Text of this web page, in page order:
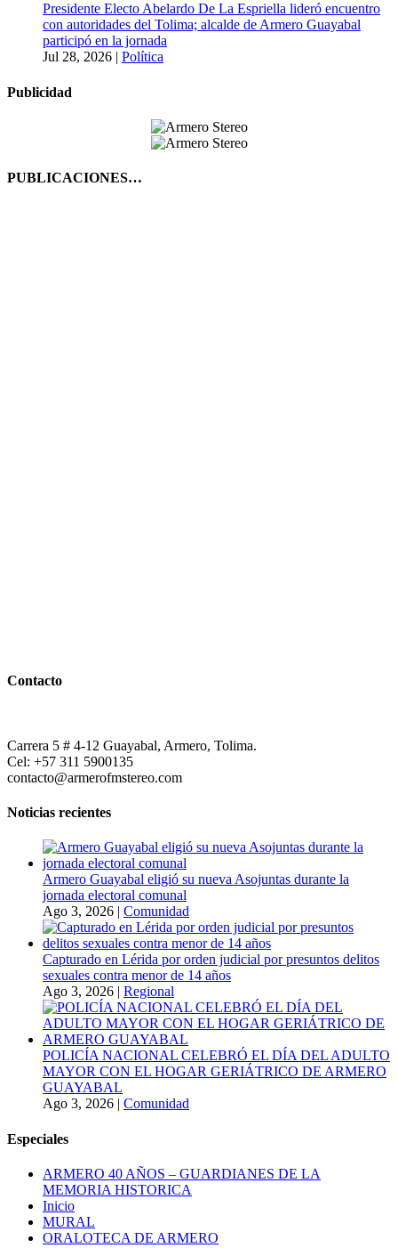
Presidente Electo Abelardo De La Espriella lideró encuentro
con autoridades del Tolima; alcalde de Armero Guayabal
participó en la jornada
Jul 28, 2026 | Política
Publicidad
PUBLICACIONES…
Contacto
Carrera 5 # 4-12 Guayabal, Armero, Tolima.
Cel: +57 311 5900135
contacto@armerofmstereo.com
Noticias recientes
Armero Guayabal eligió su nueva Asojuntas durante la
jornada electoral comunal
Ago 3, 2026 | Comunidad
Capturado en Lérida por orden judicial por presuntos delitos
sexuales contra menor de 14 años
Ago 3, 2026 | Regional
POLICÍA NACIONAL CELEBRÓ EL DÍA DEL ADULTO
MAYOR CON EL HOGAR GERIÁTRICO DE ARMERO
GUAYABAL
Ago 3, 2026 | Comunidad
Especiales
ARMERO 40 AÑOS – GUARDIANES DE LA
MEMORIA HISTORICA
Inicio
MURAL
ORALOTECA DE ARMERO